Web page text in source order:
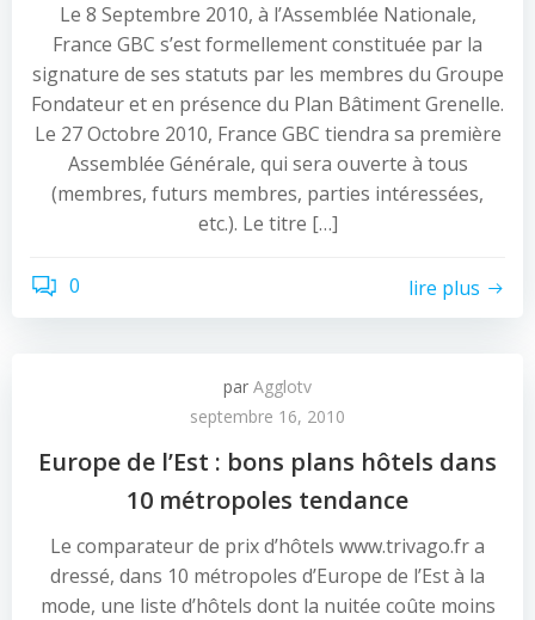
Le 8 Septembre 2010, à l’Assemblée Nationale,
France GBC s’est formellement constituée par la
signature de ses statuts par les membres du Groupe
Fondateur et en présence du Plan Bâtiment Grenelle.
Le 27 Octobre 2010, France GBC tiendra sa première
Assemblée Générale, qui sera ouverte à tous
(membres, futurs membres, parties intéressées,
etc.). Le titre […]
0 lire plus
par Agglotv
septembre 16, 2010
Europe de l’Est : bons plans hôtels dans
10 métropoles tendance
Le comparateur de prix d’hôtels www.trivago.fr a
dressé, dans 10 métropoles d’Europe de l’Est à la
mode, une liste d’hôtels dont la nuitée coûte moins